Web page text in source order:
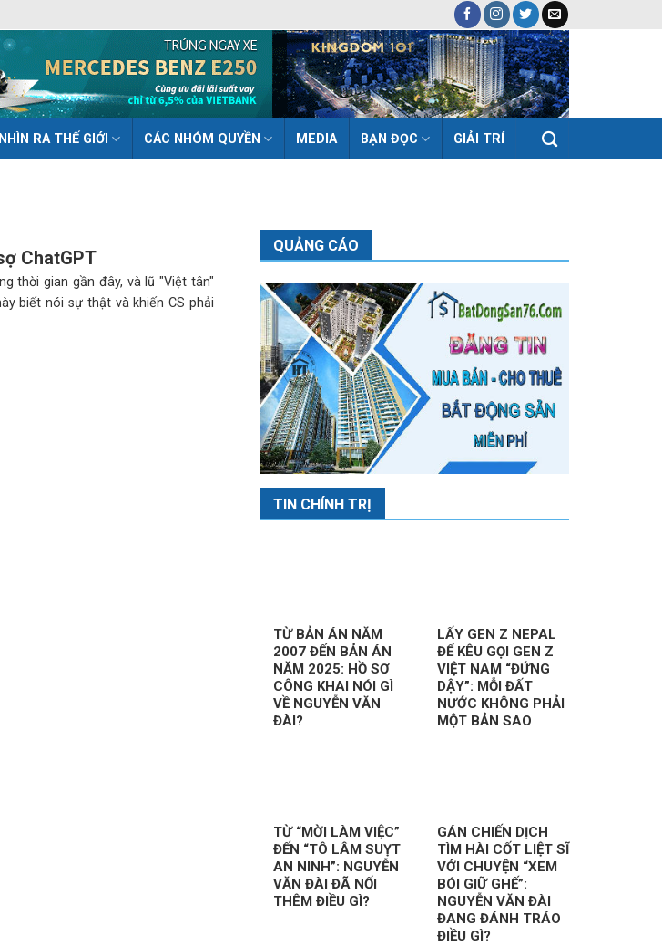
NHÌN RA THẾ GIỚI CÁC NHÓM QUYỀN MEDIA BẠN ĐỌC GIẢI TRÍ
ChatGPT
thời gian gần đây, và lũ "Việt tân"
biết nói sự thật và khiến CS phải
QUẢNG CÁO
TIN CHÍNH TRỊ
TỪ BẢN ÁN NĂM
2007 ĐẾN BẢN ÁN
NĂM 2025: HỒ SƠ
CÔNG KHAI NÓI GÌ
VỀ NGUYỄN VĂN
ĐÀI?
LẤY GEN Z NEPAL
ĐỂ KÊU GỌI GEN Z
VIỆT NAM “ĐỨNG
DẬY”: MỖI ĐẤT
NƯỚC KHÔNG PHẢI
MỘT BẢN SAO
TỪ “MỜI LÀM VIỆC”
ĐẾN “TÔ LÂM SUỴT
AN NINH”: NGUYỄN
VĂN ĐÀI ĐÃ NỐI
THÊM ĐIỀU GÌ?
GÁN CHIẾN DỊCH
TÌM HÀI CỐT LIỆT SĨ
VỚI CHUYỆN “XEM
BÓI GIỮ GHẾ”:
NGUYỄN VĂN ĐÀI
ĐANG ĐÁNH TRÁO
ĐIỀU GÌ?